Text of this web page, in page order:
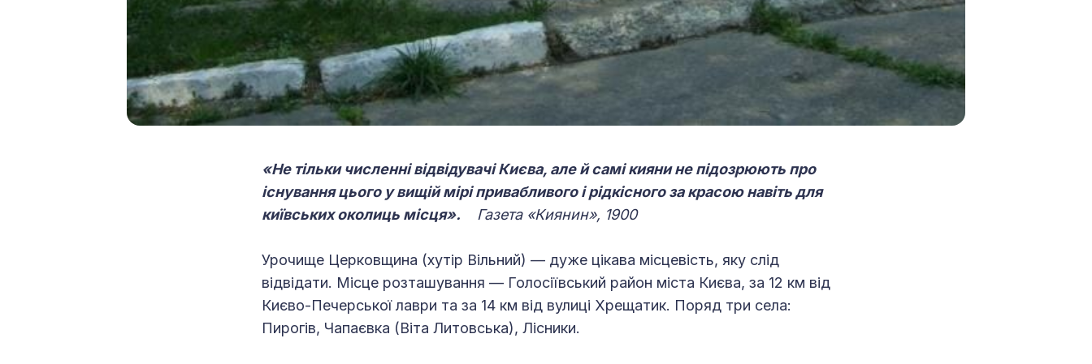
«Не тільки численні відвідувачі Києва, але й самі кияни не підозрюють про
існування цього у вищій мірі привабливого і рідкісного за красою навіть для
київських околиць місця».
Газета «Киянин», 1900
Урочище Церковщина (ху­тір Вільний) — дуже цікава місцевість, яку слід
відвідати. Місце розташування — Голосіївський район міста Києва, за 12 км від
Києво-Печерської лаври та за 14 км від вулиці Хрещатик. Поряд три села:
Пирогів, Чапаєвка (Віта Литовська), Лісники.